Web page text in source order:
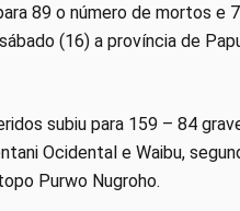
89 o número de mortos e
(16) a província de
subiu para 159 – 84
Ocidental e Waibu,
Purwo Nugroho.